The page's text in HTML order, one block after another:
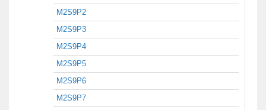
M2S9P2
M2S9P3
M2S9P4
M2S9P5
M2S9P6
M2S9P7